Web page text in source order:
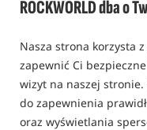
ROCKWORLD dba o
Nasza strona korzysta
zapewnić Ci
wizyt na naszej
do zapewnienia
oraz wyświetlania
Karp pluszowy /GABY
Nowość!